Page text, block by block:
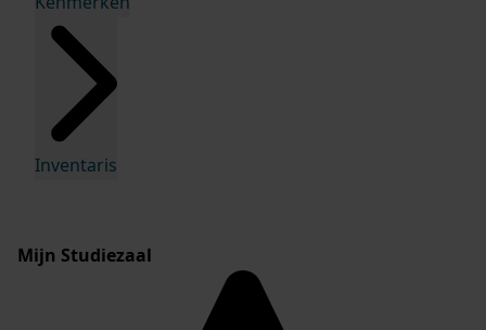
Inventaris
Mijn Studiezaal